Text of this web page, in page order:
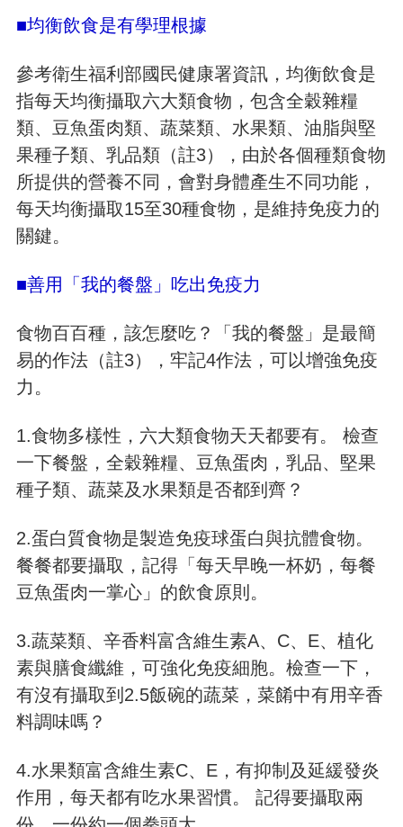
■均衡飲食是有學理根據
參考衛生福利部國民健康署資訊，均衡飲食是
指每天均衡攝取六大類食物，包含全穀雜糧
類、豆魚蛋肉類、蔬菜類、水果類、油脂與堅
果種子類、乳品類（註3），由於各個種類食物
所提供的營養不同，會對身體產生不同功能，
每天均衡攝取15至30種食物，是維持免疫力的
關鍵。
■善用「我的餐盤」吃出免疫力
食物百百種，該怎麼吃？「我的餐盤」是最簡
易的作法（註3），牢記4作法，可以增強免疫
力。
1.食物多樣性，六大類食物天天都要有。 檢查
一下餐盤，全穀雜糧、豆魚蛋肉，乳品、堅果
種子類、蔬菜及水果類是否都到齊？
2.蛋白質食物是製造免疫球蛋白與抗體食物。
餐餐都要攝取，記得「每天早晚一杯奶，每餐
豆魚蛋肉一掌心」的飲食原則。
3.蔬菜類、辛香料富含維生素A、C、E、植化
素與膳食纖維，可強化免疫細胞。檢查一下，
有沒有攝取到2.5飯碗的蔬菜，菜餚中有用辛香
料調味嗎？
4.水果類富含維生素C、E，有抑制及延緩發炎
作用，每天都有吃水果習慣。 記得要攝取兩